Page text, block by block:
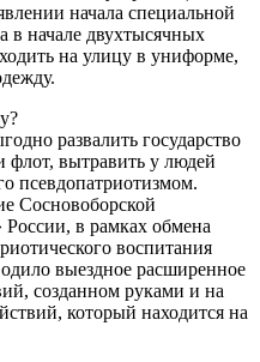
начала специальной
в начале двухтысячных
на улицу в униформе,
развалить государство
флот, вытравить у людей
псевдопатриотизмом.
Сосновоборской
в рамках обмена
воспитания
выездное расширенное
созданном руками и на
который находится на